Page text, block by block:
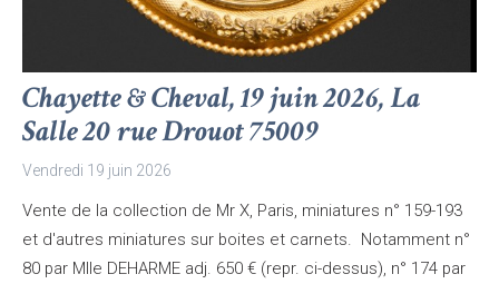
Chayette & Cheval, 19 juin 2026, La
Salle 20 rue Drouot 75009
Vendredi 19 juin 2026
Vente de la collection de Mr X, Paris, miniatures n° 159-193
et d'autres miniatures sur boites et carnets. Notamment n°
80 par Mlle DEHARME adj. 650 € (repr. ci-dessus), n° 174 par